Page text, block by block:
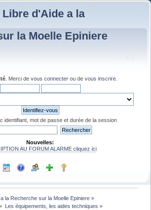
d'Aide a la
la Moelle Epiniere
. Merci de vous connecter ou de vous inscrire
identifiant, mot de passe et durée de la session
Nouvelles:
AU FORUM ALARME cliquez ici
la Recherche sur la Moelle Epiniere »
Les équipements, les aides techniques »